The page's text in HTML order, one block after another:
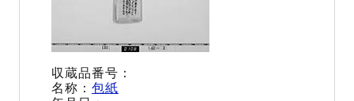
包紙